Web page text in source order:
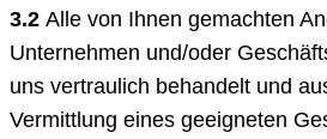
3.2 Alle von Ihnen gemachten
Unternehmen und/oder
uns vertraulich behandelt und
Vermittlung eines geeigneten